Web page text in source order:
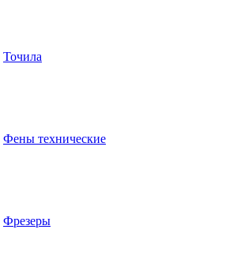
Точила
Фены технические
Фрезеры